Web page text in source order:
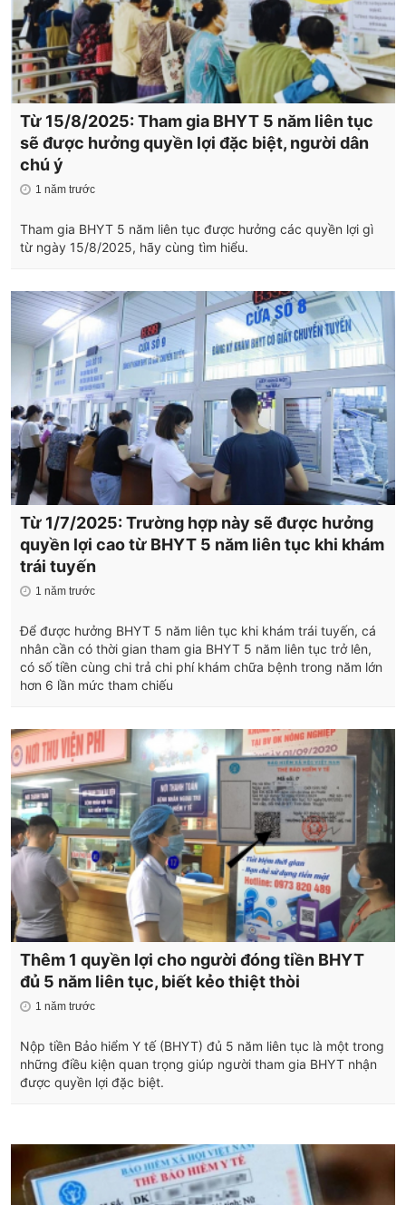
Từ 15/8/2025: Tham gia BHYT 5 năm liên tục
sẽ được hưởng quyền lợi đặc biệt, người dân
chú ý
1 năm trước
Tham gia BHYT 5 năm liên tục được hưởng các quyền lợi gì
từ ngày 15/8/2025, hãy cùng tìm hiểu.
Từ 1/7/2025: Trường hợp này sẽ được hưởng
quyền lợi cao từ BHYT 5 năm liên tục khi khám
trái tuyến
1 năm trước
Để được hưởng BHYT 5 năm liên tục khi khám trái tuyến, cá
nhân cần có thời gian tham gia BHYT 5 năm liên tục trở lên,
có số tiền cùng chi trả chi phí khám chữa bệnh trong năm lớn
hơn 6 lần mức tham chiếu
Thêm 1 quyền lợi cho người đóng tiền BHYT
đủ 5 năm liên tục, biết kẻo thiệt thòi
1 năm trước
Nộp tiền Bảo hiểm Y tế (BHYT) đủ 5 năm liên tục là một trong
những điều kiện quan trọng giúp người tham gia BHYT nhận
được quyền lợi đặc biệt.